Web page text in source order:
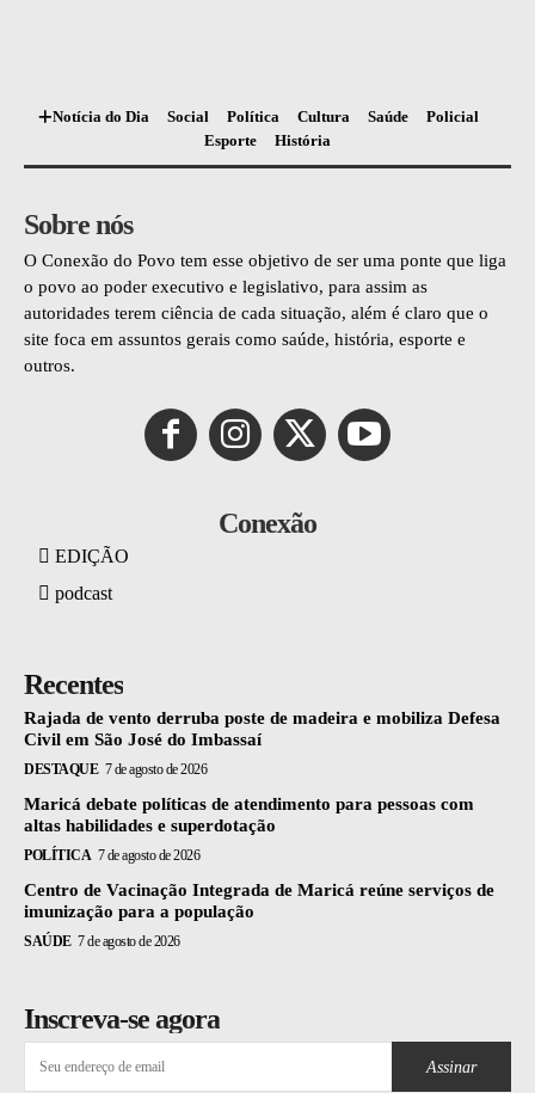
Notícia do Dia Social Política Cultura Saúde
Policial
Esporte
História
Sobre nós
O Conexão do Povo tem esse objetivo de ser uma ponte que liga
o povo ao poder executivo e legislativo, para assim as
autoridades terem ciência de cada situação, além é claro que o
site foca em assuntos gerais como saúde, história, esporte e
outros.
Conexão
EDIÇÃO
podcast
Recentes
Rajada de vento derruba poste de madeira e mobiliza Defesa
Civil em São José do Imbassaí
DESTAQUE 7 de agosto de 2026
Maricá debate políticas de atendimento para pessoas com
altas habilidades e superdotação
POLÍTICA 7 de agosto de 2026
Centro de Vacinação Integrada de Maricá reúne serviços de
imunização para a população
SAÚDE 7 de agosto de 2026
Inscreva-se agora
Assinar